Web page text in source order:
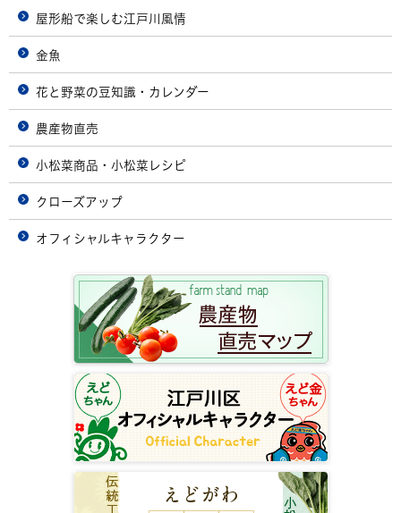
屋形船で楽しむ江戸川風情
金魚
花と野菜の豆知識・カレンダー
農産物直売
小松菜商品・小松菜レシピ
クローズアップ
オフィシャルキャラクター